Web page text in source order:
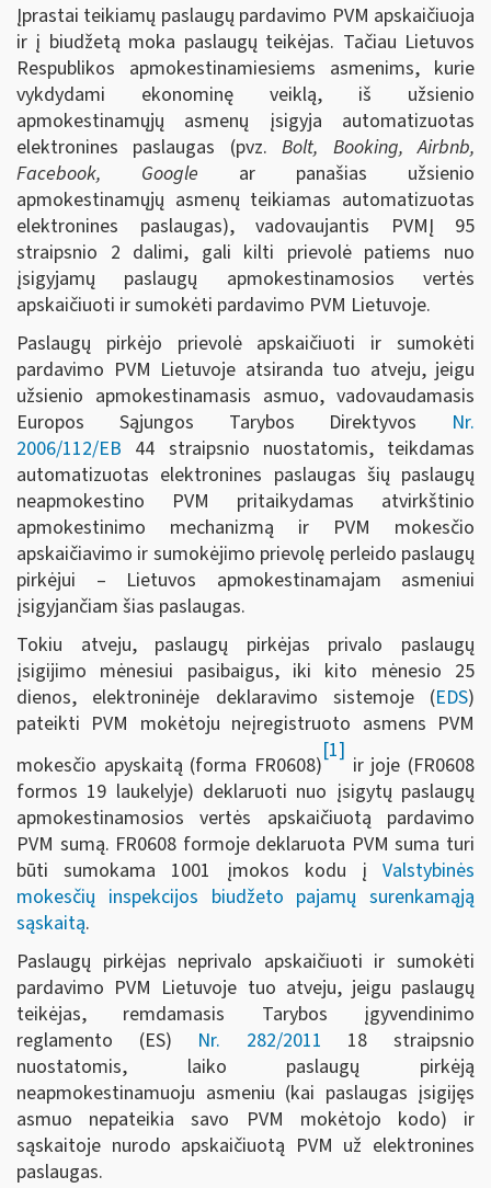
Įprastai teikiamų paslaugų pardavimo PVM apskaičiuoja
ir į biudžetą moka paslaugų teikėjas. Tačiau Lietuvos
Respublikos apmokestinamiesiems asmenims, kurie
vykdydami ekonominę veiklą, iš užsienio
apmokestinamųjų asmenų įsigyja automatizuotas
elektronines paslaugas (pvz.Bolt, Booking, Airbnb,
Facebook, Google ar panašias užsienio
apmokestinamųjų asmenų teikiamas automatizuotas
elektronines paslaugas), vadovaujantis PVMĮ 95
straipsnio 2 dalimi, gali kilti prievolė patiems nuo
įsigyjamų paslaugų apmokestinamosios vertės
apskaičiuoti ir sumokėti pardavimo PVM Lietuvoje.
Paslaugų pirkėjo prievolė apskaičiuoti ir sumokėti
pardavimo PVM Lietuvoje atsiranda tuo atveju, jeigu
užsienio apmokestinamasis asmuo, vadovaudamasis
Europos Sąjungos Tarybos Direktyvos Nr.
2006/112/EB 44 straipsnio nuostatomis, teikdamas
automatizuotas elektronines paslaugas šių paslaugų
neapmokestino PVM pritaikydamas atvirkštinio
apmokestinimo mechanizmą ir PVM mokesčio
apskaičiavimo ir sumokėjimo prievolę perleido paslaugų
pirkėjui – Lietuvos apmokestinamajam asmeniui
įsigyjančiam šias paslaugas.
Tokiu atveju, paslaugų pirkėjas privalo paslaugų
įsigijimo mėnesiui pasibaigus, iki kito mėnesio 25
dienos, elektroninėje deklaravimo sistemoje (EDS)
pateikti PVM mokėtoju neįregistruoto asmens PVM
mokesčio apyskaitą (forma FR0608)
[1]
ir joje (FR0608
formos 19 laukelyje) deklaruoti nuo įsigytų paslaugų
apmokestinamosios vertės apskaičiuotą pardavimo
PVM sumą. FR0608 formoje deklaruota PVM suma turi
būti sumokama 1001 įmokos kodu į Valstybinės
mokesčių inspekcijos biudžeto pajamų surenkamąją
sąskaitą.
Paslaugų pirkėjas neprivalo apskaičiuoti ir sumokėti
pardavimo PVM Lietuvoje tuo atveju, jeigu paslaugų
teikėjas, remdamasis Tarybos įgyvendinimo
reglamento (ES) Nr. 282/2011 18 straipsnio
nuostatomis, laiko paslaugų pirkėją
neapmokestinamuoju asmeniu (kai paslaugas įsigijęs
asmuo nepateikia savo PVM mokėtojo kodo) ir
sąskaitoje nurodo apskaičiuotą PVM už elektronines
paslaugas.